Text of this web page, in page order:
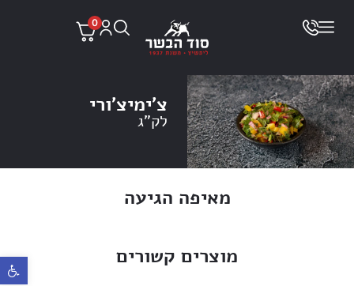
פתח
0
צ׳ימיצ׳ורי
לק"ג
מאיפה הגיעה
מוצרים קשורים